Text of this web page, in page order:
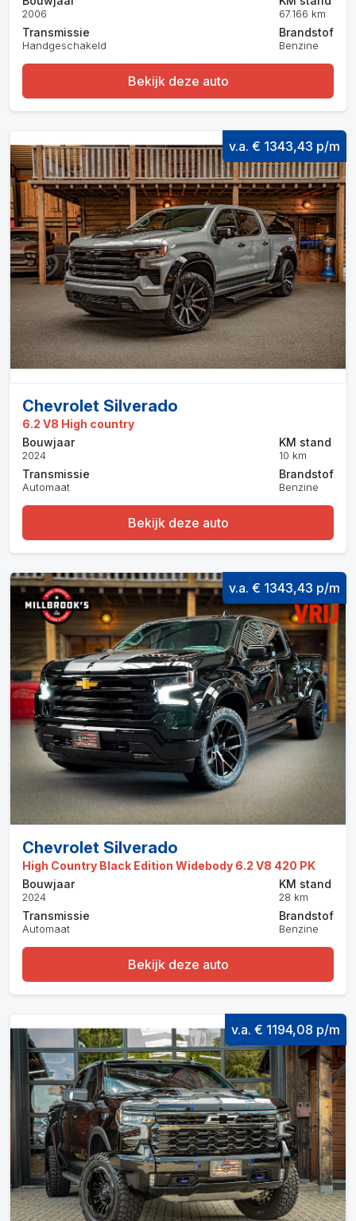
2006
Transmissie
Handgeschakeld
67.166 km
Brandstof
Benzine
Bekijk deze auto
v.a. € 1343,43 p/m
Chevrolet Silverado
6.2 V8 High country
Bouwjaar
2024
Transmissie
Automaat
KM stand
10 km
Brandstof
Benzine
Bekijk deze auto
v.a. € 1343,43 p/m
Chevrolet Silverado
High Country Black Edition Widebody 6.2 V8 420 PK
Bouwjaar
2024
Transmissie
Automaat
KM stand
28 km
Brandstof
Benzine
Bekijk deze auto
v.a. € 1194,08 p/m